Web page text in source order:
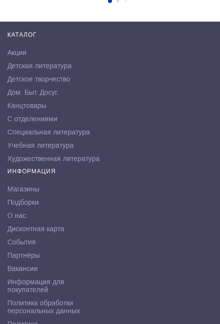
КАТАЛОГ
Акции
Детская литература
Детское творчество
Дом. Быт. Досуг.
Канцтовары
С отделениями
Специальная литература
Учебная литература
Художественная литература
ИНФОРМАЦИЯ
Магазины
Подборки
О нас
Дисконтная карта
События
Партнёры
Вакансии
Информация для
покупателей
Политика обработки
персональных данных